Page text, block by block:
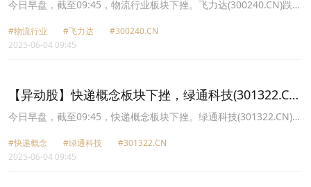
今日早盘，截至09:45，物流行业板块下挫。飞力达(300240.CN)跌
(600794.CN)跌3.49%报4.7元，三羊马(001317.CN)跌3.45%报45.01
元，德邦股份(603056.CN)跌2.80%报22.24元，华光源海
#物流行业 #飞力达
#300240.CN
2025-06-04 09:45
【异动股】快递概念板块下挫，绿通科技(301322.CN)
跌8.72%
今日早盘，截至09:45，快递概念板块下挫。绿通科技(301322.CN)跌
(300013.CN)跌5.19%报4.2元，智莱科技(300771.CN)跌5.15%报
12.88元，中邮科技(688648.CN)跌3.85%报62.5元，三羊马
#快递概念 #绿通科技
#301322.CN
2025-06-04 09:45